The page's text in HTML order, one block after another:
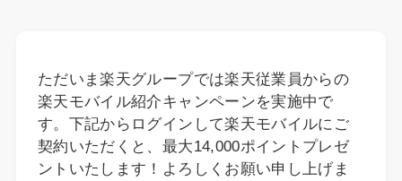
ただいま楽天グループでは楽天従業員からの
楽天モバイル紹介キャンペーンを実施中で
す。下記からログインして楽天モバイルにご
契約いただくと、最大14,000ポイントプレゼ
ントいたします！よろしくお願い申し上げま